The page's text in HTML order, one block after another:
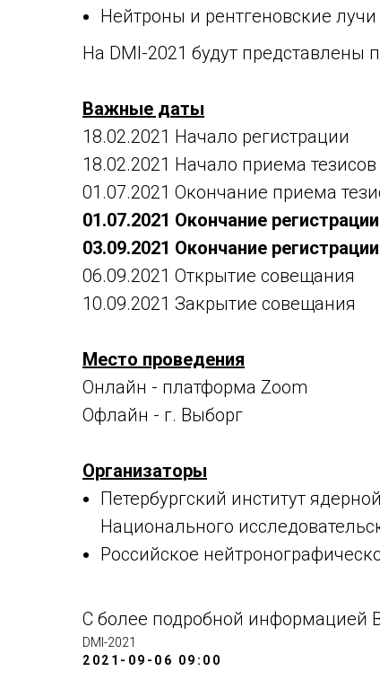
Нейтроны и рентгеновские
На DMI-2021 будут представлены
Важные даты
18.02.2021 Начало регистрации
18.02.2021 Начало приема тезисов
01.07.2021 Окончание приема
01.07.2021 Окончание
03.09.2021 Окончание
06.09.2021 Открытие совещания
10.09.2021 Закрытие совещания
Место проведения
Онлайн - платформа Zoom
Офлайн - г. Выборг
Организаторы
Петербургский институт
Национального
Российское
С более подробной информацией
DMI-2021
2021-09-06 09:00